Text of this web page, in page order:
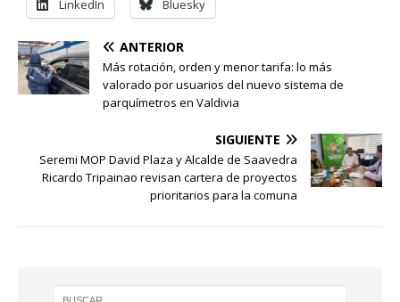
LinkedIn Bluesky
ANTERIOR
Más rotación, orden y menor tarifa: lo más
valorado por usuarios del nuevo sistema de
parquímetros en Valdivia
SIGUIENTE
Seremi MOP David Plaza y Alcalde de Saavedra
Ricardo Tripainao revisan cartera de proyectos
prioritarios para la comuna